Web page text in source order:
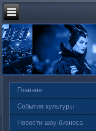
Главная
События культуры
Новости шоу-бизнеса